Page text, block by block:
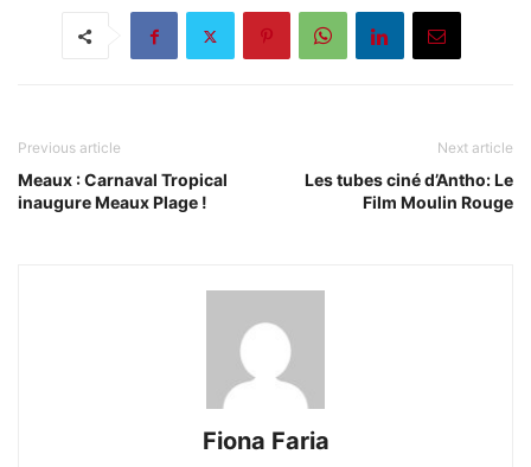
Previous article
Meaux : Carnaval Tropical
inaugure Meaux Plage !
Next article
Les tubes ciné d’Antho: Le
Film Moulin Rouge
Fiona Faria